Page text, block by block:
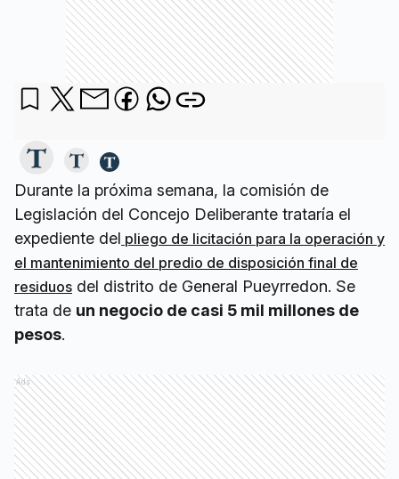
Durante la próxima semana, la comisión de
Legislación del Concejo Deliberante trataría el
expediente del pliego de licitación para la operación y
el mantenimiento del predio de disposición final de
residuos del distrito de General Pueyrredon. Se
trata de un negocio de casi 5 mil millones de
pesos.
Ads